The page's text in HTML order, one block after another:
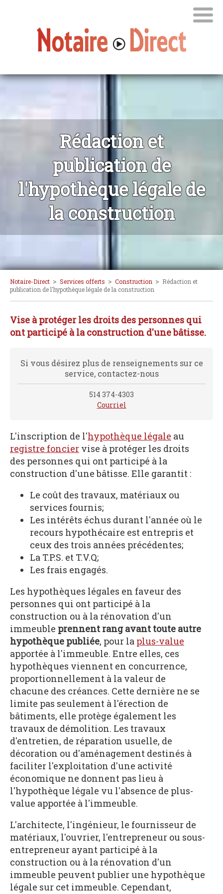
Rédaction et
publication de
l'hypothèque légale de
la construction
Notaire-Direct > Services offerts > Construction > Rédaction et
publication de l'hypothèque légale de la construction
Vise à protéger les droits des personnes qui
ont participé à la construction d'une bâtisse.
Si vous désirez plus de renseignements sur ce
service, contactez-nous
514 374-4303
Courriel
L'inscription de l'hypothèque légale au
registre foncier vise à protéger les droits
des personnes qui ont participé à la
construction d'une bâtisse. Elle garantit :
Le coût des travaux, matériaux ou
services fournis;
Les intérêts échus durant l'année où le
recours hypothécaire est entrepris et
ceux des trois années précédentes;
La T.P.S. et T.V.Q;
Les frais engagés.
Les hypothèques légales en faveur des
personnes qui ont participé à la
construction ou à la rénovation d'un
immeuble prennent rang avant toute autre
hypothèque publiée, pour la plus-value
apportée à l'immeuble. Entre elles, ces
hypothèques viennent en concurrence,
proportionnellement à la valeur de
chacune des créances. Cette dernière ne se
limite pas seulement à l'érection de
bâtiments, elle protège également les
travaux de démolition. Les travaux
d'entretien, de réparation usuelle, de
décoration ou d'aménagement destinés à
faciliter l'exploitation d'une activité
économique ne donnent pas lieu à
l'hypothèque légale vu l'absence de plus-
value apportée à l'immeuble.
L'architecte, l'ingénieur, le fournisseur de
matériaux, l'ouvrier, l'entrepreneur ou sous-
entrepreneur ayant participé à la
construction ou à la rénovation d'un
immeuble peuvent publier une hypothèque
légale sur cet immeuble. Cependant,